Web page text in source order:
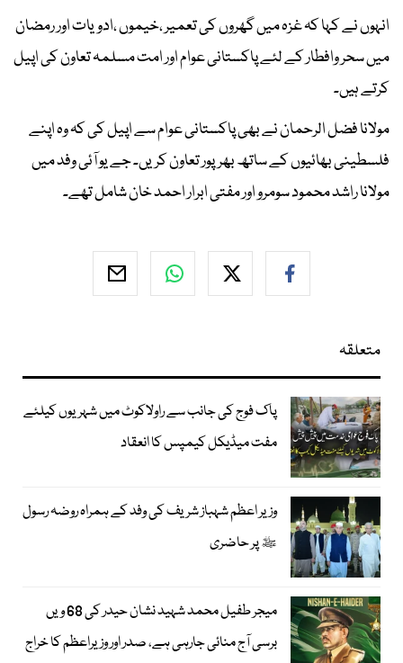
انہوں نے کہا کہ غزہ میں گھروں کی تعمیر ،خیموں ،ادویات اور رمضان
میں سحر وافطار کے لئے پاکستانی عوام اور امت مسلمہ تعاون کی اپیل
کرتے ہیں۔
مولانا فضل الرحمان نے بھی پاکستانی عوام سے اپیل کی کہ وہ اپنے
فلسطینی بھائیوں کے ساتھ بھرپور تعاون کریں۔ جے یو آئی وفد میں
مولانا راشد محمود سومرو اور مفتی ابرار احمد خان شامل تھے۔
متعلقہ
پاک فوج کی جانب سے راولاکوٹ میں شہریوں کیلئے
مفت میڈیکل کیمپس کا انعقاد
وزیر اعظم شہباز شریف کی وفد کے ہمراہ روضہ رسول
ﷺ پر حاضری
میجر طفیل محمد شہید نشان حیدر کی 68 ویں
برسی آج منائی جارہی ہے، صدر اور وزیراعظم کا خراج